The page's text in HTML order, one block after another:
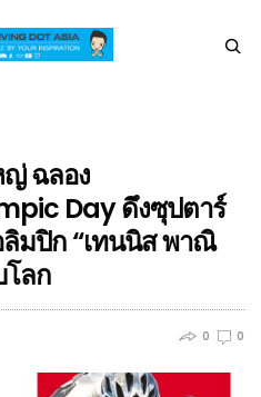
ญ่ ฉลอง
Day ดึงซุปตาร์
มปิก “เทนนิส พาณิ
ลก
0 0